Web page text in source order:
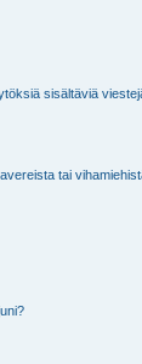
sisältäviä
tai